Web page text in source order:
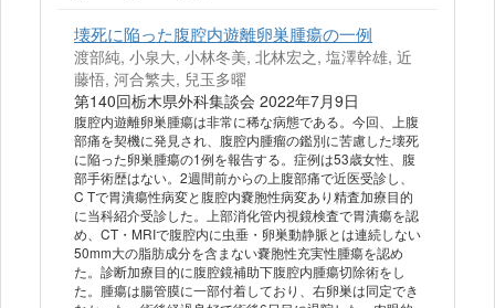
壊死に陥った腹腔内遊離卵巣腫瘍の一例
渡部純, 小泉大, 小林冬美, 北林宏之, 塩澤幹雄, 近
藤悟, 河合繁夫, 兒玉多曜
第140回栃木県外科集談会 2022年7月9日
腹腔内遊離卵巣腫瘍は非常に稀な病態である。今回、上腹
部痛を契機に発見され、腹腔内腫瘤の鑑別に苦慮した壊死
に陥った卵巣腫瘍の1例を報告する。症例は53歳女性、腹
部手術歴はない。2週間前からの上腹部痛で近医受診し、
C Tで胃潰瘍性病変と腹腔内嚢胞性病変あり精査加療目的
に当科紹介受診した。上部消化管内視鏡検査で胃潰瘍を認
め、CT・MRIで腹腔内に虫垂・卵巣動静脈とは連続しない
50mm大の脂肪成分を含まない嚢胞性充実性腫瘍を認め
た。診断加療目的に腹腔鏡補助下腹腔内腫瘍切除術をし
た。腫瘍は腸管膜に一部付着しており、右卵巣は同定でき